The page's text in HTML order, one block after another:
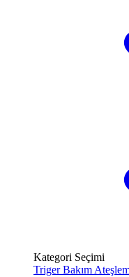
Kategori Seçimi
Triger Bakım